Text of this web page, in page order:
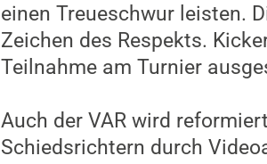
einen Treueschwur leisten.
Zeichen des Respekts.
Teilnahme am Turnier
Auch der VAR wird
Schiedsrichtern durch